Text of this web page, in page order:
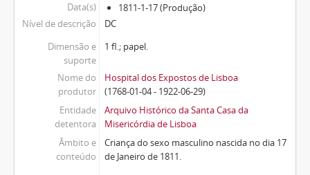
Data(s)
1811-1-17 (Produção)
Nível de descrição
DC
Dimensão e
suporte
1 fl.; papel.
Nome do
produtor
Hospital dos Expostos de Lisboa
(1768-01-04 - 1922-06-29)
Entidade
detentora
Arquivo Histórico da Santa Casa da
Misericórdia de Lisboa
Âmbito e
conteúdo
Criança do sexo masculino nascida no dia 17
de Janeiro de 1811.